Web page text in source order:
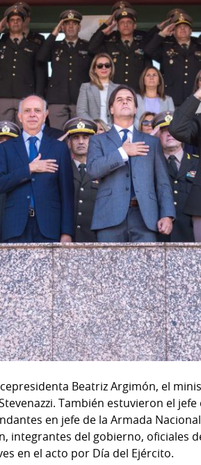
Beatriz Argimón, el
También estuvieron el
en jefe de la Armada
integrantes del gobierno, oficiales
en el acto por Día del Ejército.